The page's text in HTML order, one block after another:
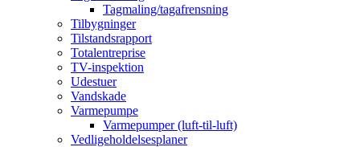
Tagmaling/tagafrensning
Tilbygninger
Tilstandsrapport
Totalentreprise
TV-inspektion
Udestuer
Vandskade
Varmepumpe
Varmepumper (luft-til-luft)
Vedligeholdelsesplaner